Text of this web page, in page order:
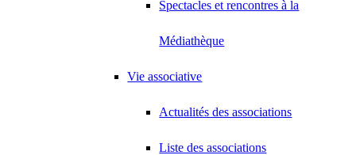
Spectacles et rencontres à la
Médiathèque
Vie associative
Actualités des associations
Liste des associations